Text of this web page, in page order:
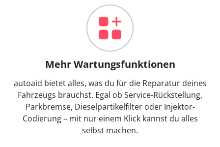
Mehr Wartungsfunktionen
autoaid bietet alles, was du für die Reparatur deines
Fahrzeugs brauchst. Egal ob Service-Rückstellung,
Parkbremse, Dieselpartikelfilter oder Injektor-
Codierung – mit nur einem Klick kannst du alles
selbst machen.